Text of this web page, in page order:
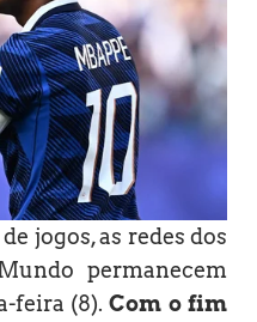
jogos, as redes dos
permanecem
feira (8).Com o fim